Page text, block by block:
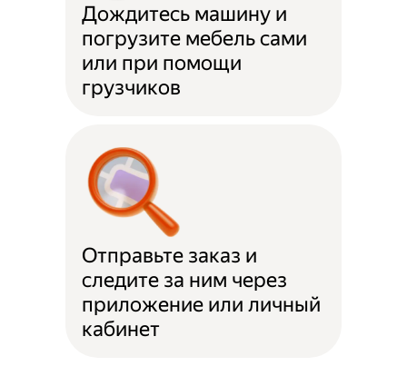
Дождитесь машину и
погрузите мебель сами
или при помощи
грузчиков
Отправьте заказ и
следите за ним через
приложение или личный
кабинет